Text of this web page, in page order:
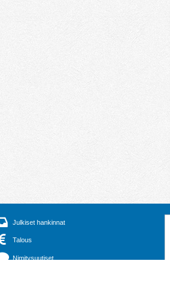
Julkiset hankinnat
Talous
Nimitysuutiset